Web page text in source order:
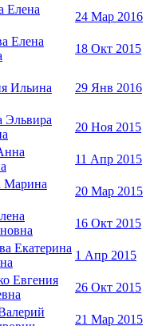
Елена
24 Мар 2016
Елена
18 Окт 2015
Ильина 29 Янв 2016
Эльвира
20 Ноя 2015
11 Апр 2015
Марина
20 Мар 2015
16 Окт 2015
Екатерина
1 Апр 2015
Евгения
26 Окт 2015
21 Мар 2015